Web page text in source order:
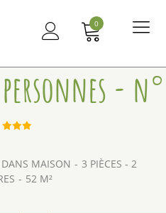
0
- n°
MAISON
3 PIÈCES - 2
52 M²